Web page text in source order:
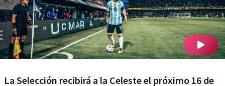
La Selección recibirá a la Celeste el próximo 16 de